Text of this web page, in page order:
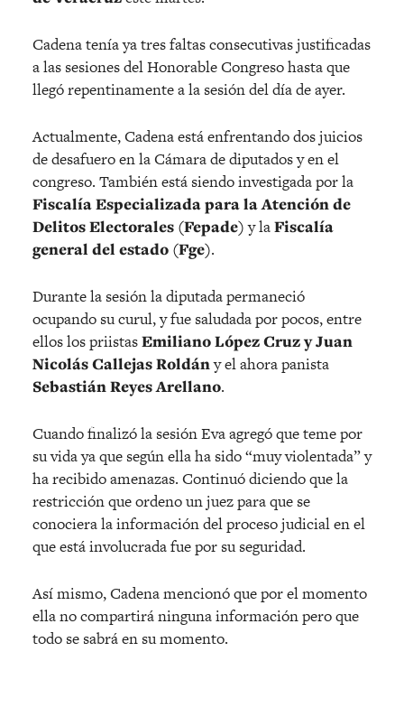
Cadena tenía ya tres faltas consecutivas justificadas
a las sesiones del Honorable Congreso hasta que
llegó repentinamente a la sesión del día de ayer.
Actualmente, Cadena está enfrentando dos juicios
de desafuero en la Cámara de diputados y en el
congreso. También está siendo investigada por la
Fiscalía Especializada para la Atención de
Delitos Electorales (Fepade)y laFiscalía
general del estado (Fge).
Durante la sesión la diputada permaneció
ocupando su curul, y fue saludada por pocos, entre
ellos los priistasEmiliano López Cruz y Juan
Nicolás Callejas Roldány el ahora panista
Sebastián Reyes Arellano.
Cuando finalizó la sesión Eva agregó que teme por
su vida ya que según ella ha sido “muy violentada” y
ha recibido amenazas. Continuó diciendo que la
restricción que ordeno un juez para que se
conociera la información del proceso judicial en el
que está involucrada fue por su seguridad.
Así mismo, Cadena mencionó que por el momento
ella no compartirá ninguna información pero que
todo se sabrá en su momento.